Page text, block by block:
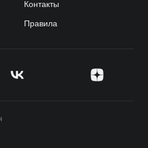
Контакты
Правила